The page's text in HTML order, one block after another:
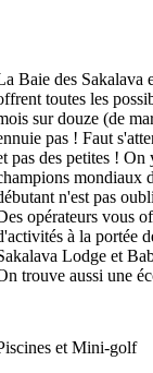
Baie des Sakalava
toutes les
sur douze (de
pas ! Faut
pas des petites !
mondiaux
n'est pas
opérateurs vous
à la portée
Lodge et
trouve aussi une
et Mini-golf